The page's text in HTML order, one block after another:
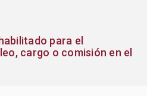
para el
cargo o comisión en el